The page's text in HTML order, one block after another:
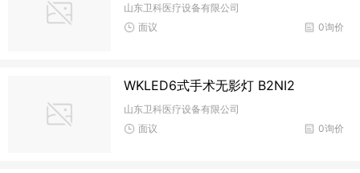
山东卫科医疗设备有限公司
0询价
面议
WKLED6式手术无影灯 B2NI2
山东卫科医疗设备有限公司
0询价
面议